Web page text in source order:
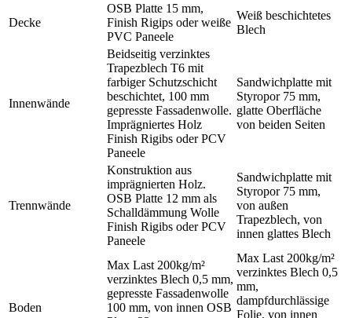
Decke
OSB Platte 15 mm,
Finish Rigips oder weiße
PVC Paneele
Weiß beschichtetes
Blech
Innenwände
Beidseitig verzinktes
Trapezblech T6 mit
farbiger Schutzschicht
beschichtet, 100 mm
gepresste Fassadenwolle.
Imprägniertes Holz
Finish Rigibs oder PCV
Paneele
Sandwichplatte mit
Styropor 75 mm,
glatte Oberfläche
von beiden Seiten
Trennwände
Konstruktion aus
imprägnierten Holz.
OSB Platte 12 mm als
Schalldämmung Wolle
Finish Rigibs oder PCV
Paneele
Sandwichplatte mit
Styropor 75 mm,
von außen
Trapezblech, von
innen glattes Blech
Boden
Max Last 200kg/m²
verzinktes Blech 0,5 mm,
gepresste Fassadenwolle
100 mm, von innen OSB
Max Last 200kg/m²
verzinktes Blech 0,5
mm,
dampfdurchlässige
Folie, von innen